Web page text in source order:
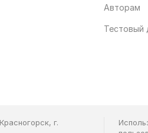
Авторам
Тестовый
г.